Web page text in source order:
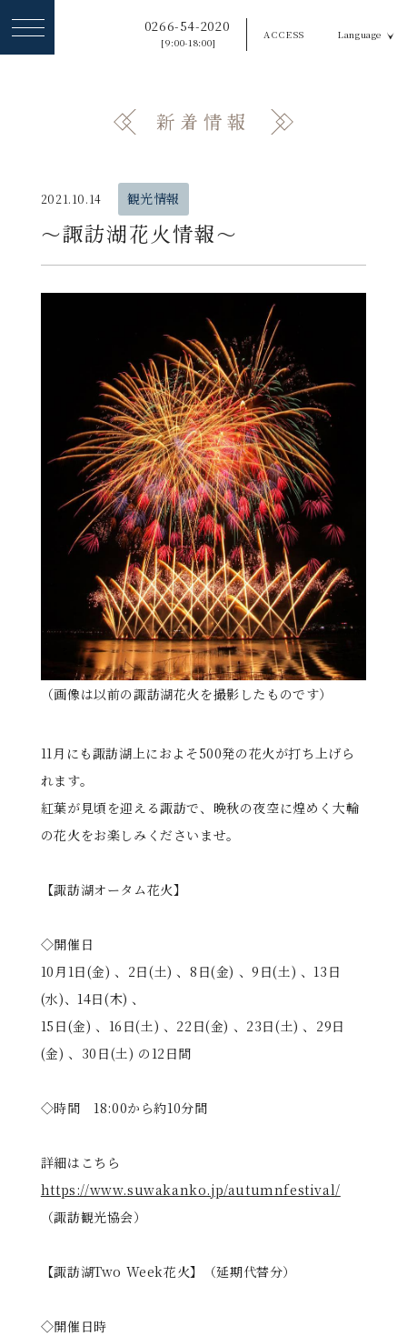
0266-54-2020
[9:00-18:00]
ACCESS Language
新着情報
〜諏訪湖花火情報〜
2021.10.14 観光情報
（画像は以前の諏訪湖花火を撮影したものです）
11月にも諏訪湖上におよそ500発の花火が打ち上げら
れます。
紅葉が見頃を迎える諏訪で、晩秋の夜空に煌めく大輪
の花火をお楽しみくださいませ。
【諏訪湖オータム花火】
◇開催日
10月1日(金) 、2日(土) 、8日(金) 、9日(土) 、13日
(水)、14日(木) 、
15日(金) 、16日(土) 、22日(金) 、23日(土) 、29日
(金) 、30日(土) の12日間
◇時間 18:00から約10分間
詳細はこちら
https://www.suwakanko.jp/autumnfestival/
（諏訪観光協会）
【諏訪湖Two Week花火】（延期代替分）
◇開催日時